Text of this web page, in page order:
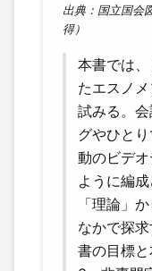
出典：国立国会
得）
本書では
たエスノ
試みる。
グやひと
動のビデ
ように編
「理論」
なかで探
書の目標